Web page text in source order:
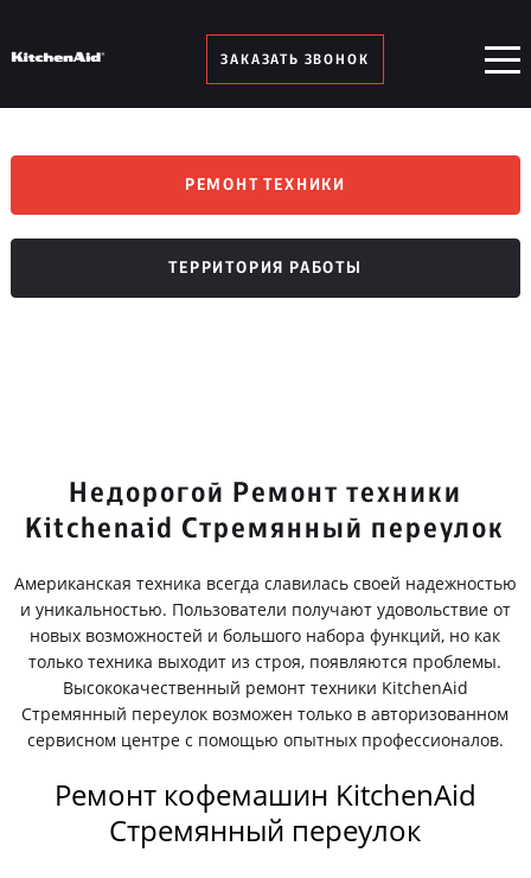
ЗАКАЗАТЬ ЗВОНОК
РЕМОНТ ТЕХНИКИ
ТЕРРИТОРИЯ РАБОТЫ
Недорогой Ремонт техники
Kitchenaid Стремянный переулок
Американская техника всегда славилась своей надежностью
и уникальностью. Пользователи получают удовольствие от
новых возможностей и большого набора функций, но как
только техника выходит из строя, появляются проблемы.
Высококачественный ремонт техники KitchenAid
Стремянный переулок возможен только в авторизованном
сервисном центре с помощью опытных профессионалов.
Ремонт кофемашин KitchenAid
Стремянный переулок